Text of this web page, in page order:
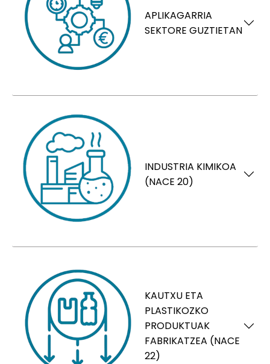
APLIKAGARRIA
SEKTORE GUZTIETAN
INDUSTRIA KIMIKOA
(NACE 20)
KAUTXU ETA
PLASTIKOZKO
PRODUKTUAK
FABRIKATZEA (NACE
22)